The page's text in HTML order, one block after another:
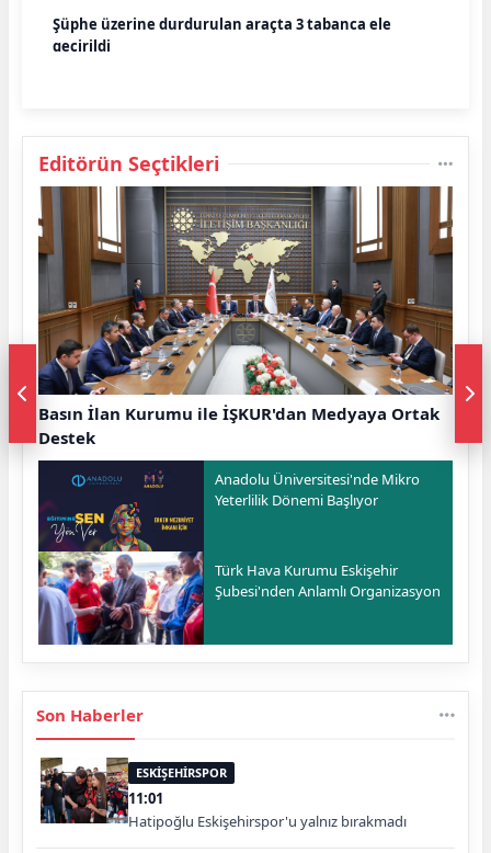
Şüphe üzerine durdurulan araçta 3 tabanca ele
geçirildi
Editörün Seçtikleri
Basın İlan Kurumu ile İŞKUR'dan Medyaya Ortak
Destek
Anadolu Üniversitesi'nde Mikro
Yeterlilik Dönemi Başlıyor
Türk Hava Kurumu Eskişehir
Şubesi'nden Anlamlı Organizasyon
Son Haberler
ESKİŞEHİRSPOR
11:01
Hatipoğlu Eskişehirspor'u yalnız bırakmadı